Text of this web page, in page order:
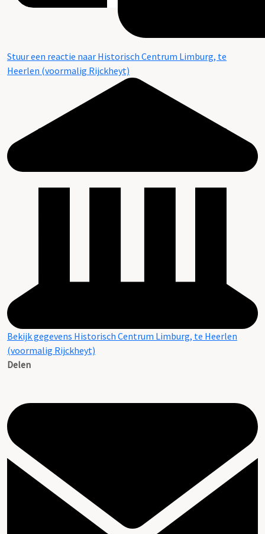
Stuur een reactie naar Historisch Centrum Limburg, te
Heerlen (voormalig Rijckheyt)
Bekijk gegevens Historisch Centrum Limburg, te Heerlen
(voormalig Rijckheyt)
Delen